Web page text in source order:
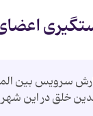
سرویس بین
خلق در این